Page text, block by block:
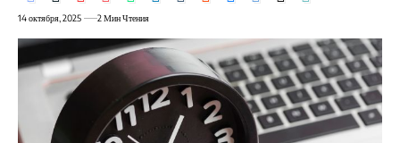
14 октября, 2025 2 Мин Чтения